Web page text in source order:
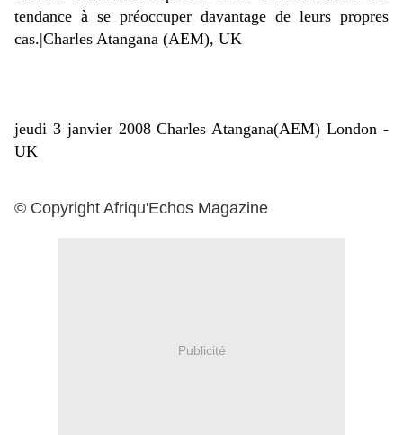
tendance à se préoccuper davantage de leurs propres
cas.|Charles Atangana (AEM), UK
jeudi 3 janvier 2008 Charles Atangana(AEM) London -
UK
© Copyright Afriqu'Echos Magazine
Publicité